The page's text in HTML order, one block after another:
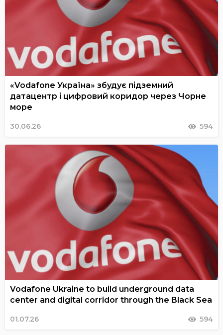
«Vodafone Україна» збудує підземний
датацентр і цифровий коридор через Чорне
море
30.06.26 594
Vodafone Ukraine to build underground data
center and digital corridor through the Black Sea
01.07.26 594